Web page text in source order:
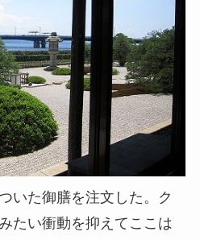
いた御膳を注文した。ク
たい衝動を抑えてここは